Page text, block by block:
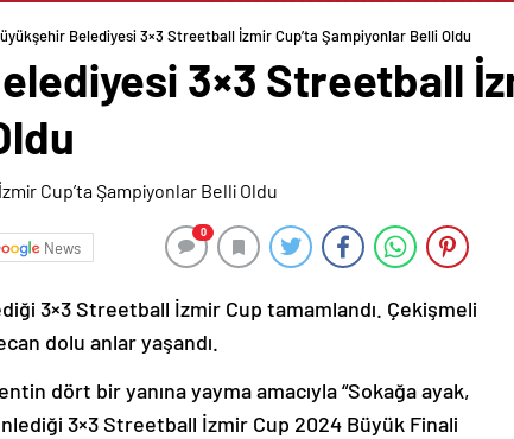
Belediyesi 3×3 Streetball İzmir Cup’ta Şampiyonlar Belli Oldu
3×3 Streetball
News
0
3×3 Streetball İzmir Cup tamamlandı. Çekişmeli
dolu anlar yaşandı.
dört bir yanına yayma amacıyla “Sokağa ayak,
3×3 Streetball İzmir Cup 2024 Büyük Finali